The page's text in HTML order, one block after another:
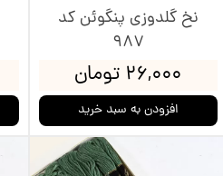
نخ گلدوزی پنگوئن کد
987
۲۶,۰۰۰ تومان
افزودن به سبد خرید